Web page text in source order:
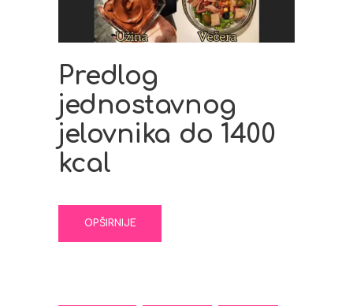
Predlog
jednostavnog
jelovnika do 1400
kcal
OPŠIRNIJE